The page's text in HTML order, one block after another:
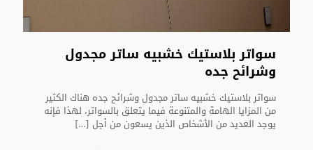
سواتر بلاستيك خشبيه ساتر مجدول
وشرائح جده
سواتر بلاستيك خشبيه ساتر مجدول وشرائح جده هناك الكثير
من المزايا الهامة والمتنوعة فيما يتعلق بالسواتر، لهذا فإنه
يوجد العديد من الأشخاص الذين يسعون من أجل […]